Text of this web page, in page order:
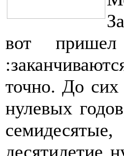
вот
точно. До сих
нулевых
десятилетие